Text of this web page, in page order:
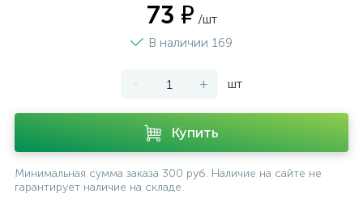
73 ₽ /шт
В наличии 169
- + шт
Купить
Минимальная сумма заказа 300 руб. Наличие на сайте не
гарантирует наличие на складе.